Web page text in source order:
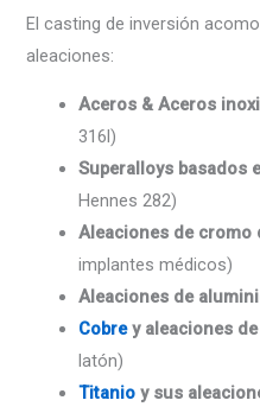
El casting de inversión
aleaciones:
Aceros & Aceros
316l)
Superalloys basados
Hennes 282)
Aleaciones de cromo
implantes médicos)
Aleaciones de
Cobrey aleaciones
latón)
Titanio y sus